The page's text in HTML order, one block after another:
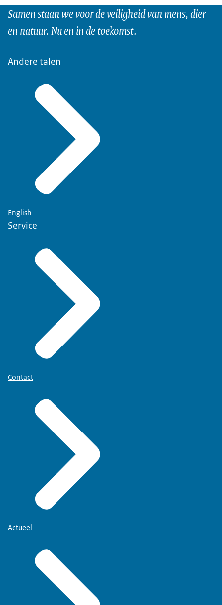
Samen staan we voor de veiligheid van mens, dier
en natuur. Nu en in de toekomst.
Andere talen
English
Service
Contact
Actueel